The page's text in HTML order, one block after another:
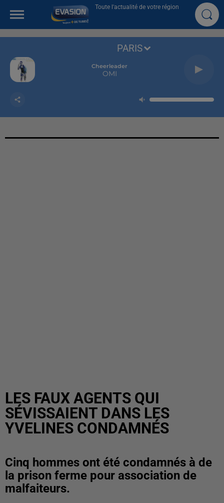
Toute l'actualité de votre région
Cheerleader
OMI
PARIS
LES FAUX AGENTS QUI
SÉVISSAIENT DANS LES
YVELINES CONDAMNÉS
Cinq hommes ont été condamnés à de
la prison ferme pour association de
malfaiteurs.